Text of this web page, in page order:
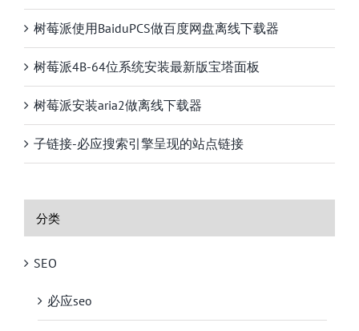
树莓派使用BaiduPCS做百度网盘离线下载器
树莓派4B-64位系统安装最新版宝塔面板
树莓派安装aria2做离线下载器
子链接-必应搜索引擎呈现的站点链接
分类
SEO
必应seo